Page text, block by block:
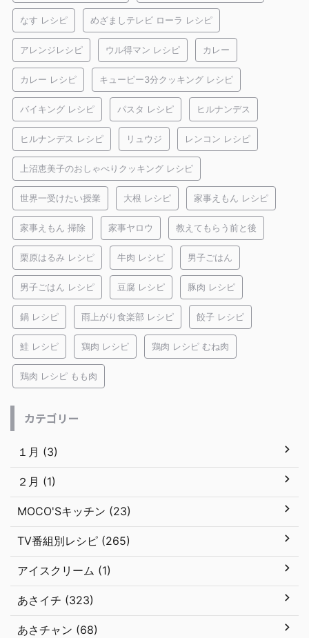
なす レシピ めざましテレビ ローラ レシピ
アレンジレシピ ウル得マン レシピ カレー
カレー レシピ キューピー3分クッキング レシピ
バイキング レシピ パスタ レシピ ヒルナンデス
ヒルナンデス レシピ リュウジ レンコン レシピ
上沼恵美子のおしゃべりクッキング レシピ
世界一受けたい授業 大根 レシピ 家事えもん レシピ
家事えもん 掃除 家事ヤロウ 教えてもらう前と後
栗原はるみ レシピ 牛肉 レシピ 男子ごはん
男子ごはん レシピ 豆腐 レシピ 豚肉 レシピ
鍋 レシピ 雨上がり食楽部 レシピ 餃子 レシピ
鮭 レシピ 鶏肉 レシピ 鶏肉 レシピ むね肉
鶏肉 レシピ もも肉
カテゴリー
１月 (3)
２月 (1)
MOCO'Sキッチン (23)
TV番組別レシピ (265)
アイスクリーム (1)
あさイチ (323)
あさチャン (68)